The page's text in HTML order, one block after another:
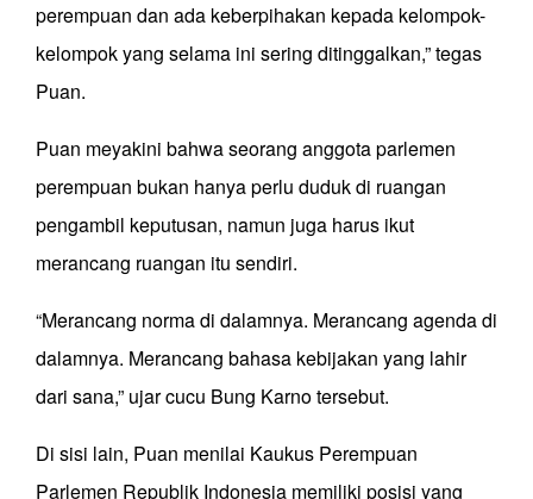
perempuan dan ada keberpihakan kepada kelompok-
kelompok yang selama ini sering ditinggalkan,” tegas
Puan.
Puan meyakini bahwa seorang anggota parlemen
perempuan bukan hanya perlu duduk di ruangan
pengambil keputusan, namun juga harus ikut
merancang ruangan itu sendiri.
“Merancang norma di dalamnya. Merancang agenda di
dalamnya. Merancang bahasa kebijakan yang lahir
dari sana,” ujar cucu Bung Karno tersebut.
Di sisi lain, Puan menilai Kaukus Perempuan
Parlemen Republik Indonesia memiliki posisi yang